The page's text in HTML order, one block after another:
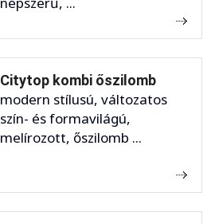
Citytop kombi őszilomb
modern stílusú, változatos
szín- és formavilágú,
melírozott, őszilomb ...